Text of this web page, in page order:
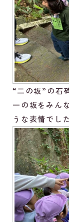
“二の坂”の石
一の坂をみん
うな表情でした